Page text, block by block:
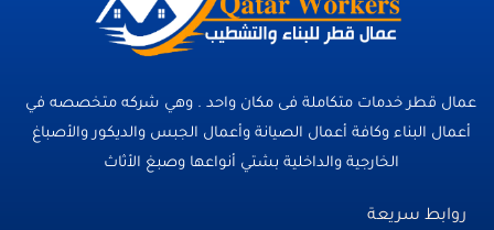
عمال قطر خدمات متكاملة فى مكان واحد . وهي شركه متخصصه في
أعمال البناء وكافة أعمال الصيانة وأعمال الجبس والديكور والأصباغ
الخارجية والداخلية بشتي أنواعها وصبغ الأثاث
روابط سريعة